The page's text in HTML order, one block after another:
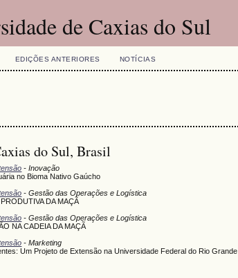
de Caxias do Sul
EDIÇÕES ANTERIORES NOTÍCIAS
do Sul, Brasil
- Inovação
no Bioma Nativo Gaúcho
- Gestão das Operações e Logística
DA MAÇÃ
- Gestão das Operações e Logística
NA CADEIA DA MAÇÃ
- Marketing
Um Projeto de Extensão na Universidade Federal do Rio Grande